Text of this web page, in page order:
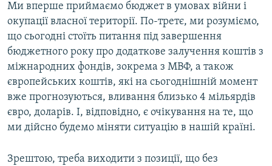
Ми вперше приймаємо бюджет в умовах війни і
окупації власної території. По-третє, ми розуміємо,
що сьогодні стоїть питання під завершення
бюджетного року про додаткове залучення коштів з
міжнародних фондів, зокрема з МВФ, а також
європейських коштів, які на сьогоднішній момент
вже прогнозуються, вливання близько 4 мільярдів
євро, доларів. І, відповідно, є очікування на те, що
ми дійсно будемо міняти ситуацію в нашій країні.
Зрештою, треба виходити з позиції, що без